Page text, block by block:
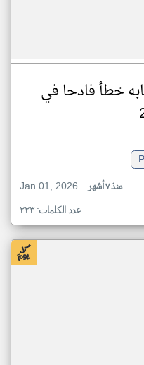
خطأ فادحا في
Jan 01, 2026
منذ ٧ أشهر
عدد الكلمات: ٢٢٣